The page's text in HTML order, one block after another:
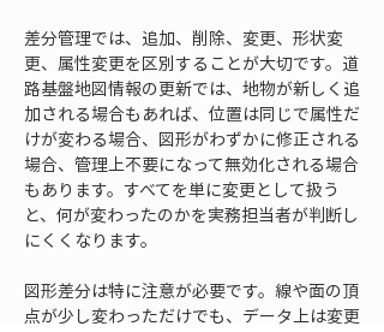
差分管理では、追加、削除、変更、形状変
更、属性変更を区別することが大切です。道
路基盤地図情報の更新では、地物が新しく追
加される場合もあれば、位置は同じで属性だ
けが変わる場合、図形がわずかに修正される
場合、管理上不要になって無効化される場合
もあります。すべてを単に変更として扱う
と、何が変わったのかを実務担当者が判断し
にくくなります。
図形差分は特に注意が必要です。線や面の頂
点が少し変わっただけでも、データ上は変更